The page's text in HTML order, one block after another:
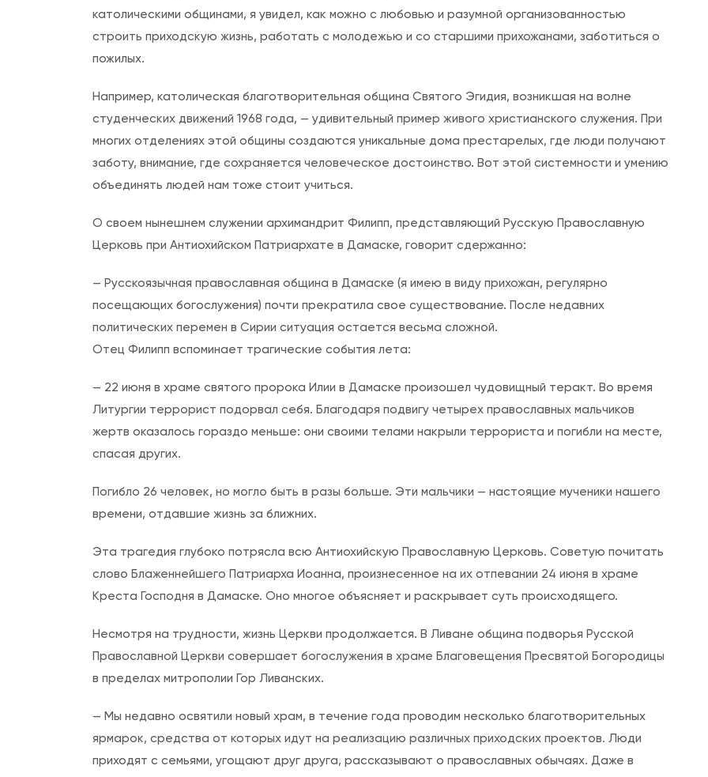
д
ы
х
а
е
Ц
р
к
в
и
католическими общинами, я увидел, как можно с любовью и разумной организованностью
строить приходскую жизнь, работать с молодежью и со старшими прихожанами, заботиться о
пожилых.
Например, католическая благотворительная община Святого Эгидия, возникшая на волне
студенческих движений 1968 года, — удивительный пример живого христианского служения. При
многих отделениях этой общины создаются уникальные дома престарелых, где люди получают
заботу, внимание, где сохраняется человеческое достоинство. Вот этой системности и умению
объединять людей нам тоже стоит учиться.
О своем нынешнем служении архимандрит Филипп, представляющий Русскую Православную
Церковь при Антиохийском Патриархате в Дамаске, говорит сдержанно:
— Русскоязычная православная община в Дамаске (я имею в виду прихожан, регулярно
посещающих богослужения) почти прекратила свое существование. После недавних
политических перемен в Сирии ситуация остается весьма сложной.
Отец Филипп вспоминает трагические события лета:
— 22 июня в храме святого пророка Илии в Дамаске произошел чудовищный теракт. Во время
Литургии террорист подорвал себя. Благодаря подвигу четырех православных мальчиков
жертв оказалось гораздо меньше: они своими телами накрыли террориста и погибли на месте,
спасая других.
Погибло 26 человек, но могло быть в разы больше. Эти мальчики — настоящие мученики нашего
времени, отдавшие жизнь за ближних.
Эта трагедия глубоко потрясла всю Антиохийскую Православную Церковь. Советую почитать
слово Блаженнейшего Патриарха Иоанна, произнесенное на их отпевании 24 июня в храме
Креста Господня в Дамаске. Оно многое объясняет и раскрывает суть происходящего.
Несмотря на трудности, жизнь Церкви продолжается. В Ливане община подворья Русской
Православной Церкви совершает богослужения в храме Благовещения Пресвятой Богородицы
в пределах митрополии Гор Ливанских.
— Мы недавно освятили новый храм, в течение года проводим несколько благотворительных
ярмарок, средства от которых идут на реализацию различных приходских проектов. Люди
приходят с семьями, угощают друг друга, рассказывают о православных обычаях. Даже в